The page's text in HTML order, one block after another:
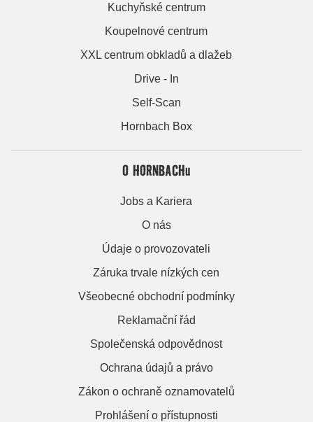
Kuchyňské centrum
Koupelnové centrum
XXL centrum obkladů a dlažeb
Drive - In
Self-Scan
Hornbach Box
O HORNBACHu
Jobs a Kariera
O nás
Údaje o provozovateli
Záruka trvale nízkých cen
Všeobecné obchodní podmínky
Reklamační řád
Společenská odpovědnost
Ochrana údajů a právo
Zákon o ochraně oznamovatelů
Prohlášení o přístupnosti